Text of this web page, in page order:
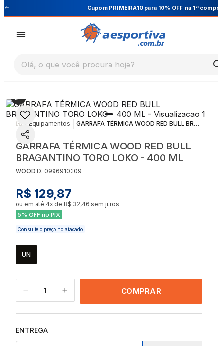
Cupom PRIMEIRA10 para 10% OFF na 1ª compra
Olá, o que você procura hoje?
Equipamentos GARRAFA TÉRMICA WOOD RED BULL BRAGANTINO TORO LOKO - 400 ML
GARRAFA TÉRMICA WOOD RED BULL
BRAGANTINO TORO LOKO - 400 ML
WOODID: 0996910309
R$ 129,87
ou em até 4x de R$ 32,46 sem juros
5% OFF no PIX
Consulte o preço no atacado
UN
1 COMPRAR
ENTREGA